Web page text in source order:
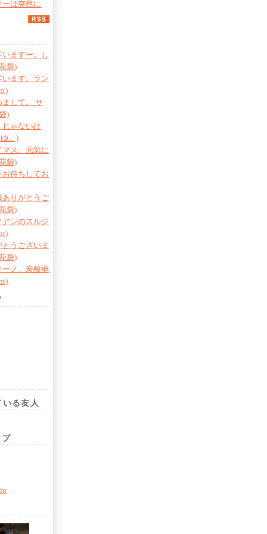
は突然に
ますー。し
袋)
ます。ラン
して。 サ
)
じゃないけ
。)
ス。元気に
袋)
待ちしてお
ありがとうご
袋)
ンのスルジ
うございま
袋)
ーノ。炭酸弱
る友人
プ